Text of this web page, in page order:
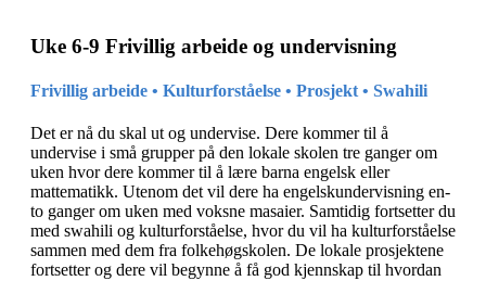
Uke 6-9 Frivillig arbeide og undervisning
Frivillig arbeide • Kulturforståelse • Prosjekt • Swahili
Det er nå du skal ut og undervise. Dere kommer til å
undervise i små grupper på den lokale skolen tre ganger om
uken hvor dere kommer til å lære barna engelsk eller
mattematikk. Utenom det vil dere ha engelskundervisning en-
to ganger om uken med voksne masaier. Samtidig fortsetter du
med swahili og kulturforståelse, hvor du vil ha kulturforståelse
sammen med dem fra folkehøgskolen. De lokale prosjektene
fortsetter og dere vil begynne å få god kjennskap til hvordan